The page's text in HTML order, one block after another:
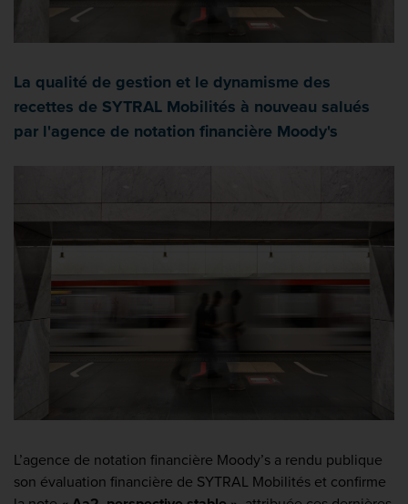
La qualité de gestion et le dynamisme des
recettes de SYTRAL Mobilités à nouveau salués
par l'agence de notation financière Moody's
L’agence de notation financière Moody’s a rendu publique
son évaluation financière de SYTRAL Mobilités et confirme